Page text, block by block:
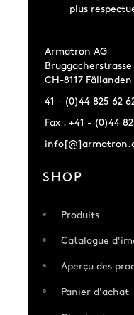
plus
Armatron AG
Bruggacherstrasse
CH-8117 Fällanden
41 - (0)44 825 62
Fax . +41 - (0)44
SHOP
Produits
Catalogue
Aperçu des
Panier d'achat